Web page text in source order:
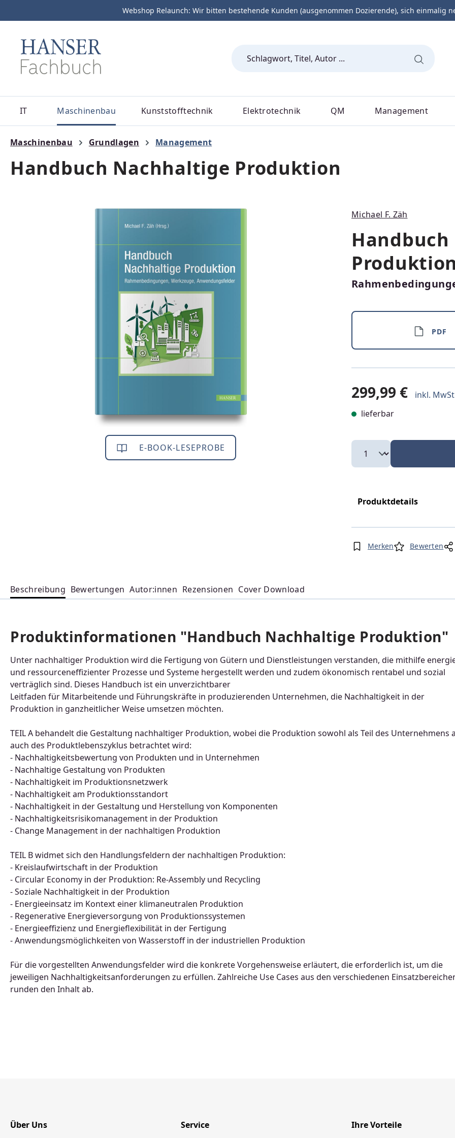
Zur Hauptnavigation springenWebshop Relaunch: Wir bitten bestehende Kunden (ausgenommen Dozierende), sich einmalig
IT Maschinenbau Kunststofftechnik Elektrotechnik QM Management
Maschinenbau Grundlagen Management
Handbuch Nachhaltige Produktion
E-BOOK-LESEPROBE
Michael F. Zäh
PDF
299,99 €
inkl.
lieferbar
Produktdetails
Merken Bewerten
Beschreibung Bewertungen Autor:innen Rezensionen Cover Download
Produktinformationen "Handbuch Nachhaltige Produktion"
Unter nachhaltiger Produktion wird die Fertigung von Gütern und Dienstleistungen verstanden, die mithilfe
und ressourceneffizienter Prozesse und Systeme hergestellt werden und zudem ökonomisch rentabel und sozial
verträglich sind. Dieses Handbuch ist ein unverzichtbarer
Leitfaden für Mitarbeitende und Führungskräfte in produzierenden Unternehmen, die Nachhaltigkeit in der
Produktion in ganzheitlicher Weise umsetzen möchten.
TEIL A behandelt die Gestaltung nachhaltiger Produktion, wobei die Produktion sowohl als Teil des Unternehmens
auch des Produktlebenszyklus betrachtet wird:
- Nachhaltigkeitsbewertung von Produkten und in Unternehmen
- Nachhaltige Gestaltung von Produkten
- Nachhaltigkeit im Produktionsnetzwerk
- Nachhaltigkeit am Produktionsstandort
- Nachhaltigkeit in der Gestaltung und Herstellung von Komponenten
- Nachhaltigkeitsrisikomanagement in der Produktion
- Change Management in der nachhaltigen Produktion
TEIL B widmet sich den Handlungsfeldern der nachhaltigen Produktion:
- Kreislaufwirtschaft in der Produktion
- Circular Economy in der Produktion: Re-Assembly und Recycling
- Soziale Nachhaltigkeit in der Produktion
- Energieeinsatz im Kontext einer klimaneutralen Produktion
- Regenerative Energieversorgung von Produktionssystemen
- Energieeffizienz und Energieflexibilität in der Fertigung
- Anwendungsmöglichkeiten von Wasserstoff in der industriellen Produktion
Für die vorgestellten Anwendungsfelder wird die konkrete Vorgehensweise erläutert, die erforderlich ist, um die
jeweiligen Nachhaltigkeitsanforderungen zu erfüllen. Zahlreiche Use Cases aus den verschiedenen
runden den Inhalt ab.
Über Uns Service Ihre Vorteile